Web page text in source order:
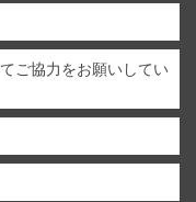
ご協力をお願いしてい